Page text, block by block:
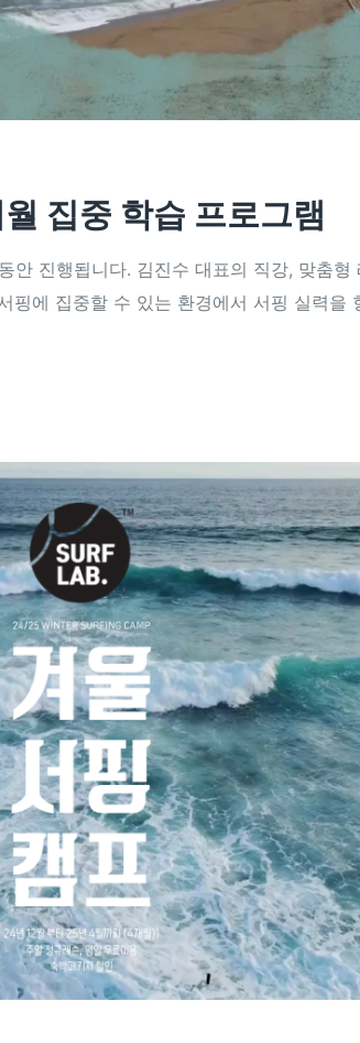
집중 학습 프로그램
진행됩니다. 김진수 대표의 직강, 맞춤형
핑에 집중할 수 있는 환경에서 서핑 실력을